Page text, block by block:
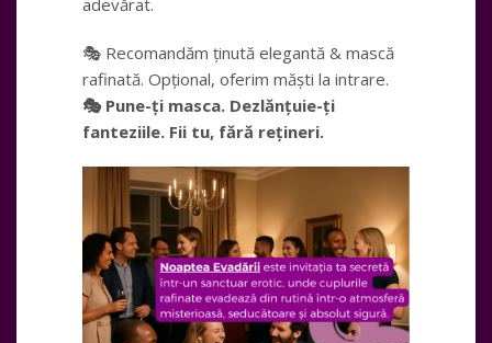
adevărat.
🎭 Recomandăm ținută elegantă & mască
rafinată. Opțional, oferim măști la intrare.
🎭 Pune-ți masca. Dezlănțuie-ți
fanteziile. Fii tu, fără rețineri.